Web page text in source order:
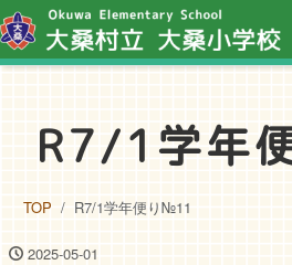
R7/1学年
TOP R7/1学年便り№11
2025-05-01